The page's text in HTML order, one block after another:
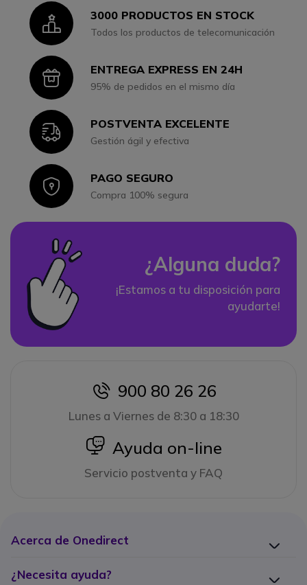
Icon3000 PRODUCTOS EN STOCK
Todos los productos de telecomunicación
IconENTREGA EXPRESS EN 24H
95% de pedidos en el mismo día
IconPOSTVENTA EXCELENTE
Gestión ágil y efectiva
IconPAGO SEGURO
Compra 100% segura
¿Alguna duda?
¡Estamos a tu disposición para
ayudarte!
icon
900 80 26 26
Lunes a Viernes de 8:30 a 18:30
icon
Ayuda on-line
Servicio postventa y FAQ
Acerca de Onedirect
¿Necesita ayuda?